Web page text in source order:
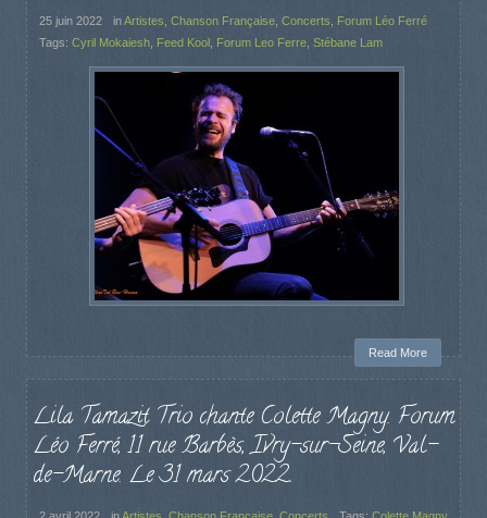
25 juin 2022 inArtistes Chanson Française Concerts
Forum Léo Ferré
Tags: Cyril Mokaiesh Feed Kool Forum Leo Ferre Stébane Lam
Read More
Lila Tamazit Trio chante Colette Magny. Forum
Léo Ferré, 11 rue Barbès, Ivry-sur-Seine, Val-
de-Marne. Le 31 mars 2022.